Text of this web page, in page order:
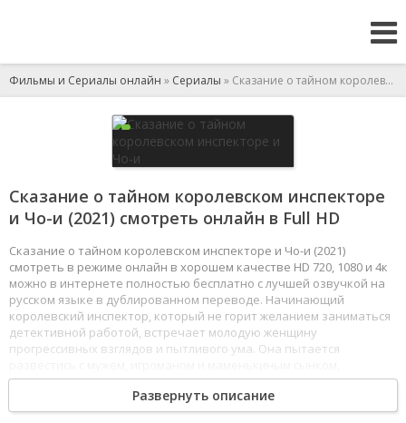
Фильмы и Сериалы онлайн » Сериалы » Сказание о тайном королевском инспекторе и Чо-и
Сказание о тайном королевском инспекторе
и Чо-и (2021) смотреть онлайн в Full HD
Сказание о тайном королевском инспекторе и Чо-и (2021)
смотреть в режиме онлайн в хорошем качестве HD 720, 1080 и 4к
можно в интернете полностью бесплатно с лучшей озвучкой на
русском языке в дублированном переводе. Начинающий
королевский инспектор, который не горит желанием заниматься
детективной работой, встречает молодую женщину
прогрессивных взглядов и пытливого ума. Она пытается
и начинает помогать инспектору с расследованиями.
Развернуть описание